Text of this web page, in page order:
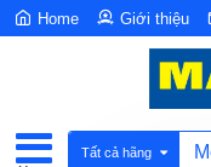
Home Giới thiệu
Tất cả hãng